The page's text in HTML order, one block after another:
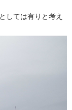
しては有りと考え